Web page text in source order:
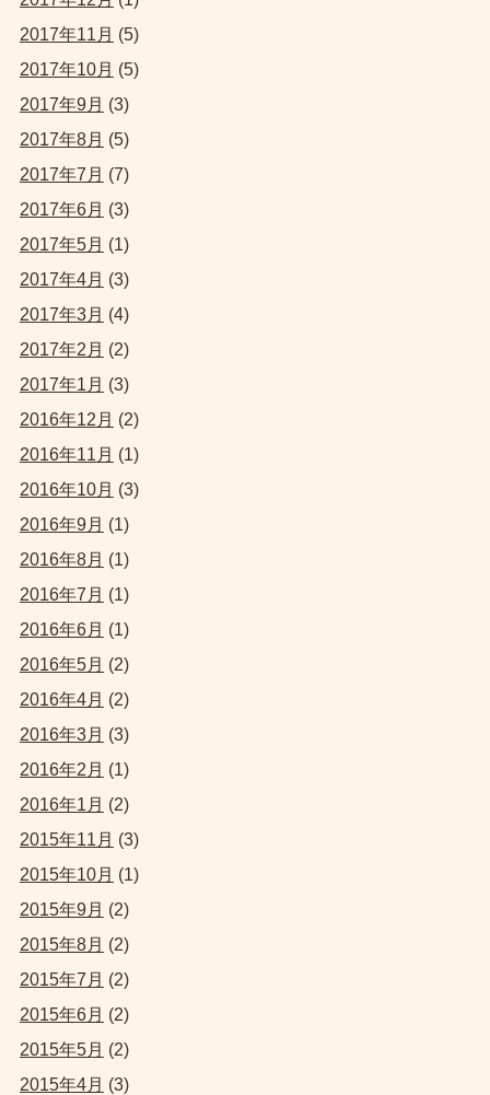
2017年11月 (5)
2017年10月 (5)
2017年9月 (3)
2017年8月 (5)
2017年7月 (7)
2017年6月 (3)
2017年5月 (1)
2017年4月 (3)
2017年3月 (4)
2017年2月 (2)
2017年1月 (3)
2016年12月 (2)
2016年11月 (1)
2016年10月 (3)
2016年9月 (1)
2016年8月 (1)
2016年7月 (1)
2016年6月 (1)
2016年5月 (2)
2016年4月 (2)
2016年3月 (3)
2016年2月 (1)
2016年1月 (2)
2015年11月 (3)
2015年10月 (1)
2015年9月 (2)
2015年8月 (2)
2015年7月 (2)
2015年6月 (2)
2015年5月 (2)
2015年4月 (3)